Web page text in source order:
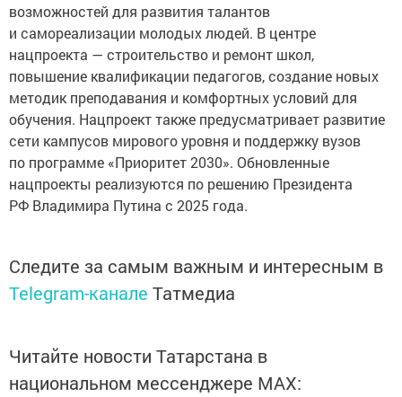
возможностей для развития талантов
и самореализации молодых людей. В центре
нацпроекта — строительство и ремонт школ,
повышение квалификации педагогов, создание новых
методик преподавания и комфортных условий для
обучения. Нацпроект также предусматривает развитие
сети кампусов мирового уровня и поддержку вузов
по программе «Приоритет 2030». Обновленные
нацпроекты реализуются по решению Президента
РФ Владимира Путина с 2025 года.
Следите за самым важным и интересным в
Telegram-канале Татмедиа
Читайте новости Татарстана в
национальном мессенджере MАХ: